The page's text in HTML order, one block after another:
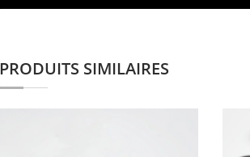
PRODUITS SIMILAIRES